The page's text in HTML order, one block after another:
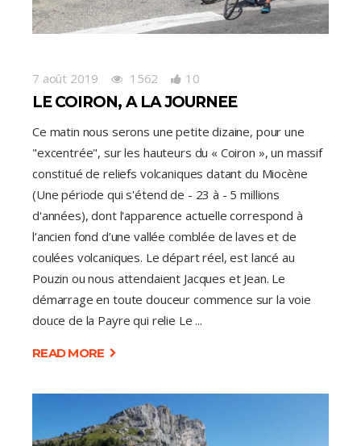
7 août 2019 1562 10
LE COIRON, A LA JOURNEE
Ce matin nous serons une petite dizaine, pour une
"excentrée", sur les hauteurs du « Coiron », un massif
constitué de reliefs volcaniques datant du Miocène
(Une période qui s'étend de - 23 à - 5 millions
d'années), dont l'apparence actuelle correspond à
l’ancien fond d’une vallée comblée de laves et de
coulées volcaniques. Le départ réel, est lancé au
Pouzin ou nous attendaient Jacques et Jean. Le
démarrage en toute douceur commence sur la voie
douce de la Payre qui relie Le
READ MORE